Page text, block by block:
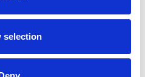
selection